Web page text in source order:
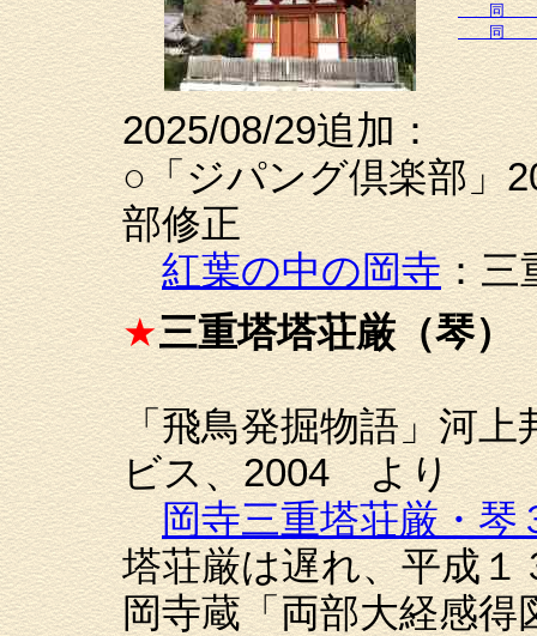
同
同
2025/08/29追加：
○「ジパング倶楽部」
部修正
紅葉の中の岡寺：三
★三重塔塔荘厳（琴）
「飛鳥発掘物語」河
ビス、2004 より
岡寺三重塔荘厳・琴
塔荘厳は遅れ、平成１
岡寺蔵「両部大経感得